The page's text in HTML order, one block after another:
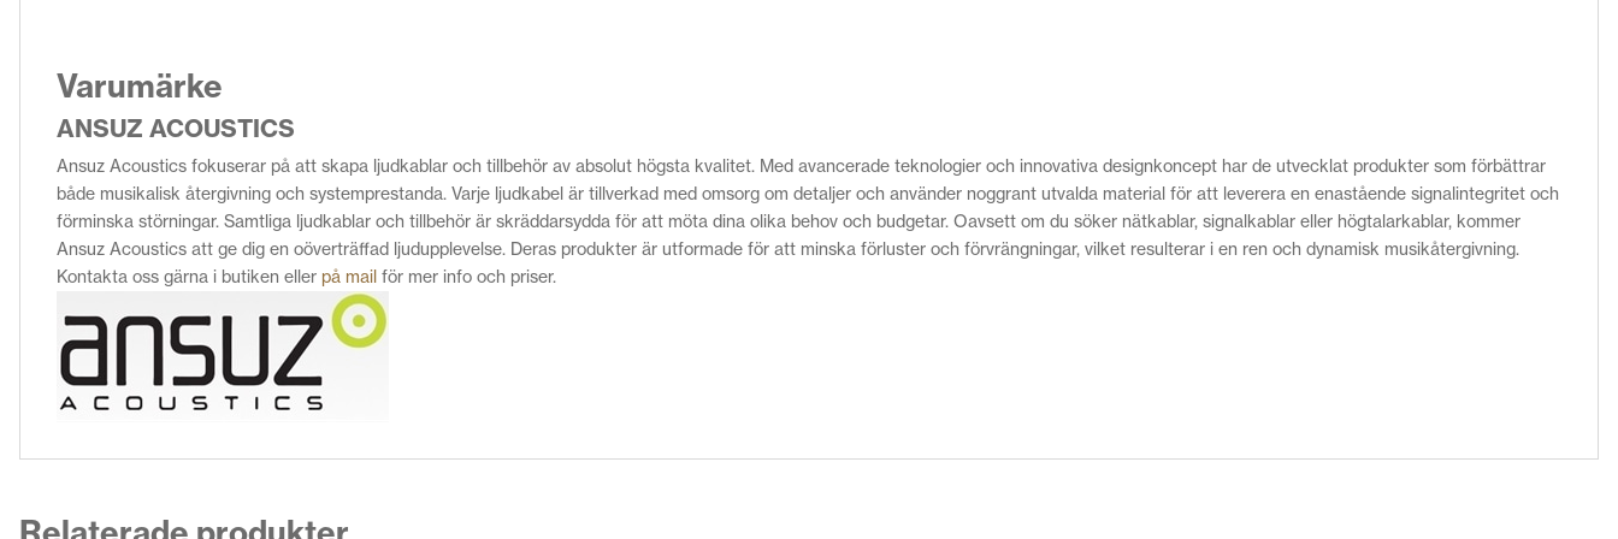
Varumärke
ANSUZ ACOUSTICS
Ansuz Acoustics fokuserar på att skapa ljudkablar och tillbehör av absolut högsta kvalitet. Med avancerade teknologier och innovativa designkoncept har de utvecklat produkter som förbättrar
både musikalisk återgivning och systemprestanda. Varje ljudkabel är tillverkad med omsorg om detaljer och använder noggrant utvalda material för att leverera en enastående signalintegritet och
förminska störningar. Samtliga ljudkablar och tillbehör är skräddarsydda för att möta dina olika behov och budgetar. Oavsett om du söker nätkablar, signalkablar eller högtalarkablar, kommer
Ansuz Acoustics att ge dig en oöverträffad ljudupplevelse. Deras produkter är utformade för att minska förluster och förvrängningar, vilket resulterar i en ren och dynamisk musikåtergivning.
Kontakta oss gärna i butiken eller på mail för mer info och priser.